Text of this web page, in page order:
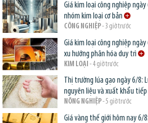
Giá kim loại công nghiệp
nhóm kim loại cơ bản
CÔNG NGHIỆP- 3 giờ trước
Giá kim loại công nghiệp
xu hướng phân hóa duy trì
KIM LOẠI - 4 giờ trước
Thị trường lúa gạo ngày 6/8:
nguyên liệu và xuất khẩu tiếp
NÔNG NGHIỆP- 5 giờ trước
Giá vàng thế giới hôm nay 6/